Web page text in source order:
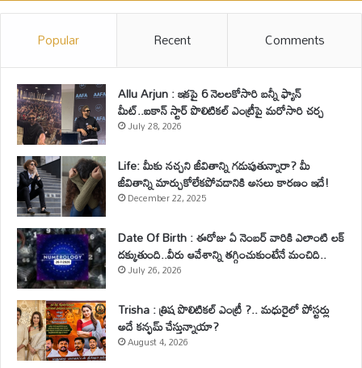
Popular Recent Comments
Allu Arjun : ఇకపై 6 నెలలకోసారి బన్నీ ఫ్యాన్
మీట్..ఐకాన్ స్టార్ పొలిటికల్ ఎంట్రీపై మరోసారి చర్చ
July 28, 2026
Life: మీకు నచ్చని జీవితాన్ని గడుపుతున్నారా? మీ
జీవితాన్ని మార్చుకోలేకపోవడానికి అసలు కారణం ఇదే!
December 22, 2025
Date Of Birth : ఈరోజు ఏ నెంబర్ వారికి ఎలాంటి లక్
దక్కుతుంది..వీరు ఆవేశాన్ని తగ్గించుకుంటేనే మంచిది..
July 26, 2026
Trisha : త్రిష పొలిటికల్ ఎంట్రీ ?.. మధురైలో పోస్టర్లు
అదే కన్ఫమ్ చేస్తున్నాయా?
August 4, 2026